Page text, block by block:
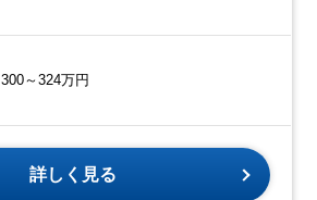
300～324万円
詳しく見る